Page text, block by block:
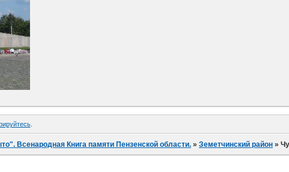
.
Всенародная Книга памяти Пензенской области. »Земетчинский район »